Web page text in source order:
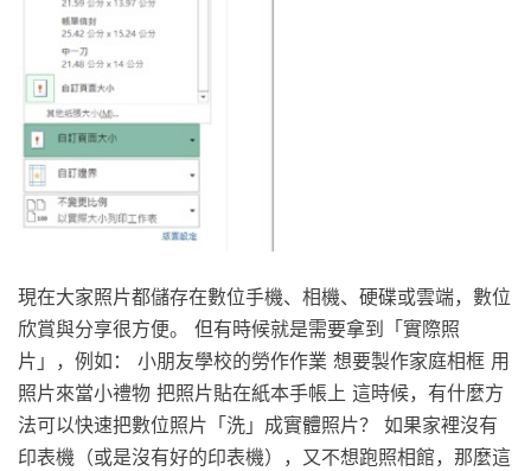
現在大家照片都儲存在數位手機、相機、硬碟或雲端，數位
欣賞與分享很方便。 但有時候就是需要拿到「實際照
片」，例如： 小朋友學校的勞作作業 想要製作家庭相框 用
照片來當小禮物 把照片貼在紙本手帳上 這時候，有什麼方
法可以快速把數位照片「洗」成實體照片？ 如果家裡沒有
印表機（或是沒有好的印表機），又不想跑照相館，那麼這